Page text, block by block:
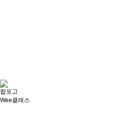
합포고
Wee클래스